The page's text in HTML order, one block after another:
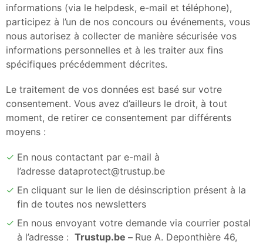
informations (via le helpdesk, e-mail et téléphone),
participez à l’un de nos concours ou événements, vous
nous autorisez à collecter de manière sécurisée vos
informations personnelles et à les traiter aux fins
spécifiques précédemment décrites.
Le traitement de vos données est basé sur votre
consentement. Vous avez d’ailleurs le droit, à tout
moment, de retirer ce consentement par différents
moyens :
En nous contactant par e-mail à
l’adresse dataprotect@trustup.be
En cliquant sur le lien de désinscription présent à la
fin de toutes nos newsletters
En nous envoyant votre demande via courrier postal
à l’adresse :Trustup.be – Rue A. Deponthière 46,